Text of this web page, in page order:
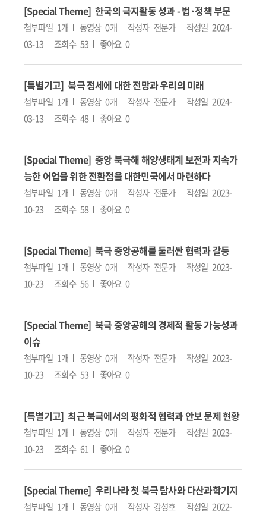
[Special Theme] 한국의 극지활동 성과 - 법·정책 부문
첨부파일 1개 동영상 0개 작성자 전문가 작성일 2024-
03-13
조회수 53 좋아요 0
[특별기고] 북극 정세에 대한 전망과 우리의 미래
첨부파일 1개 동영상 0개 작성자 전문가 작성일 2024-
03-13
조회수 48 좋아요 0
[Special Theme] 중앙 북극해 해양생태계 보전과 지속가
능한 어업을 위한 전환점을 대한민국에서 마련하다
첨부파일 1개 동영상 0개 작성자 전문가 작성일 2023-
10-23
조회수 58 좋아요 0
[Special Theme] 북극 중앙공해를 둘러싼 협력과 갈등
첨부파일 1개 동영상 0개 작성자 전문가 작성일 2023-
10-23
조회수 56 좋아요 0
[Special Theme] 북극 중앙공해의 경제적 활동 가능성과
이슈
첨부파일 1개 동영상 0개 작성자 전문가 작성일 2023-
10-23
조회수 53 좋아요 0
[특별기고] 최근 북극에서의 평화적 협력과 안보 문제 현황
첨부파일 1개 동영상 0개 작성자 전문가 작성일 2023-
10-23
조회수 61 좋아요 0
[Special Theme] 우리나라 첫 북극 탐사와 다산과학기지
첨부파일 1개 동영상 0개 작성자 강성호 작성일 2022-